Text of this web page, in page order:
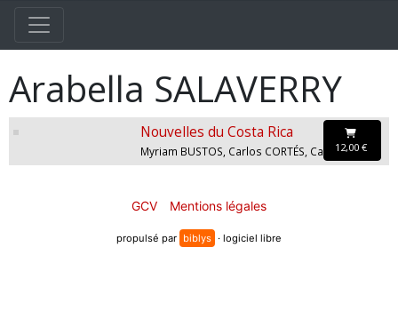
Arabella SALAVERRY
Nouvelles du Costa Rica
12,00 €
GCV Mentions légales
propulsé par biblys · logiciel libre